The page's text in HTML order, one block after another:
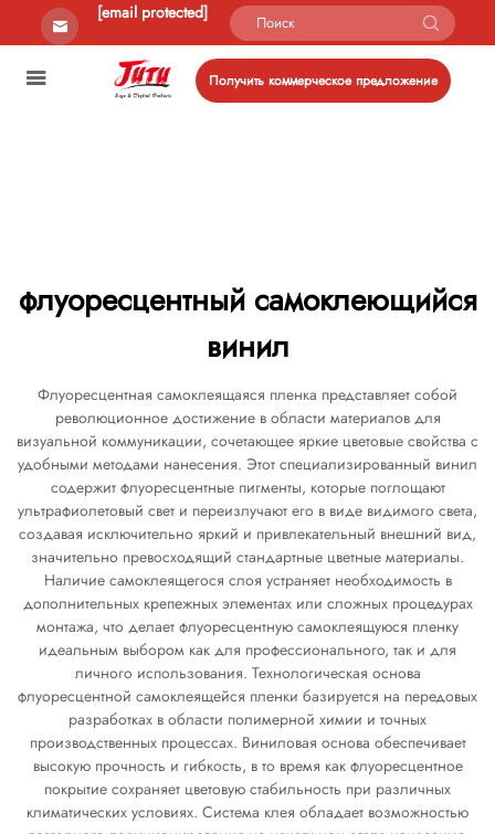
[email protected]
Получить коммерческое предложение
флуоресцентный самоклеющийся
винил
Флуоресцентная самоклеящаяся пленка представляет собой
революционное достижение в области материалов для
визуальной коммуникации, сочетающее яркие цветовые свойства с
удобными методами нанесения. Этот специализированный винил
содержит флуоресцентные пигменты, которые поглощают
ультрафиолетовый свет и переизлучают его в виде видимого света,
создавая исключительно яркий и привлекательный внешний вид,
значительно превосходящий стандартные цветные материалы.
Наличие самоклеящегося слоя устраняет необходимость в
дополнительных крепежных элементах или сложных процедурах
монтажа, что делает флуоресцентную самоклеящуюся пленку
идеальным выбором как для профессионального, так и для
личного использования. Технологическая основа
флуоресцентной самоклеящейся пленки базируется на передовых
разработках в области полимерной химии и точных
производственных процессах. Виниловая основа обеспечивает
высокую прочность и гибкость, в то время как флуоресцентное
покрытие сохраняет цветовую стабильность при различных
климатических условиях. Система клея обладает возможностью